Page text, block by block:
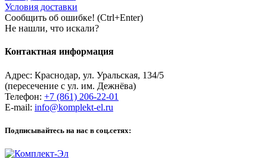
Условия доставки
Сообщить об ошибке! (Ctrl+Enter)
Не нашли, что искали?
Контактная информация
Адрес: Краснодар, ул. Уральская, 134/5
(пересечение с ул. им. Дежнёва)
Телефон: +7 (861) 206-22-01
E-mail: info@komplekt-el.ru
Подписывайтесь на нас в соц.сетях: